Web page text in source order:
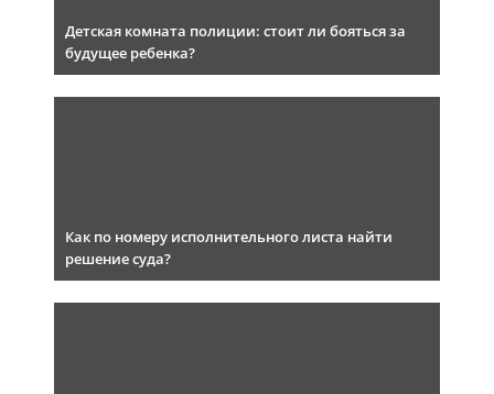
Детская комната полиции: стоит ли бояться за
будущее ребенка?
Как по номеру исполнительного листа найти
решение суда?